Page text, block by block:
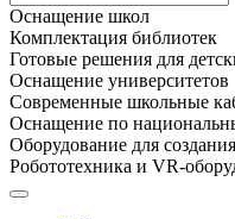
Оснащение школ
Комплектация библиотек
Готовые решения для
Оснащение университетов
Современные школьные
Оснащение по
Оборудование для
Робототехника и VR-